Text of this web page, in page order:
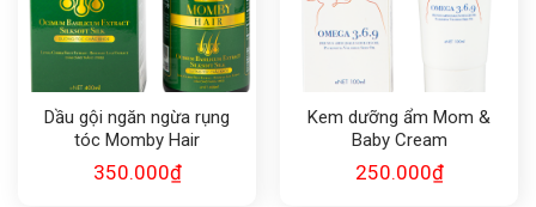
Dầu gội ngăn ngừa rụng
tóc Momby Hair
350.000₫
Kem dưỡng ẩm Mom &
Baby Cream
250.000₫